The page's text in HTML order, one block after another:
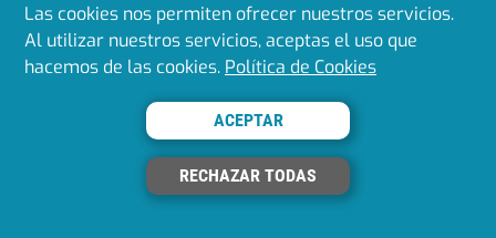
bextok@bextok.com
Enlaces de interés
¿Quieres ser cliente?
Aviso Legal
Política de Cookies
Política de Calidad
Las cookies nos permiten ofrecer nuestros servicios.
Al utilizar nuestros servicios, aceptas el uso que
hacemos de las cookies. Política de Cookies
ACEPTAR
RECHAZAR TODAS